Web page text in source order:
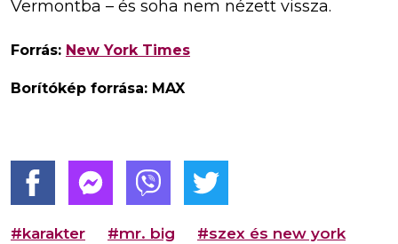
Vermontba – és soha nem nézett vissza.
Forrás: New York Times
Borítókép forrása: MAX
#karakter #mr. big #szex és new york